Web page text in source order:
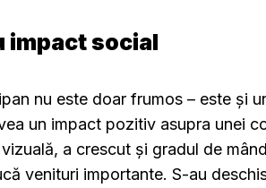
impact social
nu este doar frumos – este și
un impact pozitiv asupra unei
a crescut și gradul de
venituri importante. S-au